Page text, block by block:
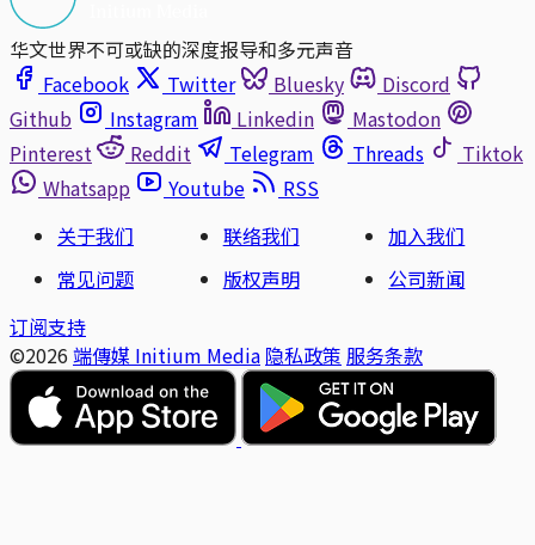
华文世界不可或缺的深度报导和多元声音
Facebook
Twitter Bluesky
Discord
Github
Instagram Linkedin
Mastodon
Pinterest
Reddit Telegram Threads
Tiktok
Whatsapp
Youtube
RSS
关于我们
联络我们
加入我们
常见问题
版权声明
公司新闻
订阅支持
©2026 端傳媒 Initium Media 隐私政策 服务条款